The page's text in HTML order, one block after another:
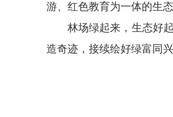
游、红色教育为一体的生
林场绿起来，生态好
造奇迹，接续绘好绿富同